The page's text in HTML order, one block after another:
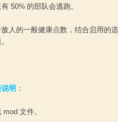
50% 的部队会逃跑。
人的一般健康点数，结合启用的
明 ：
mod 文件。